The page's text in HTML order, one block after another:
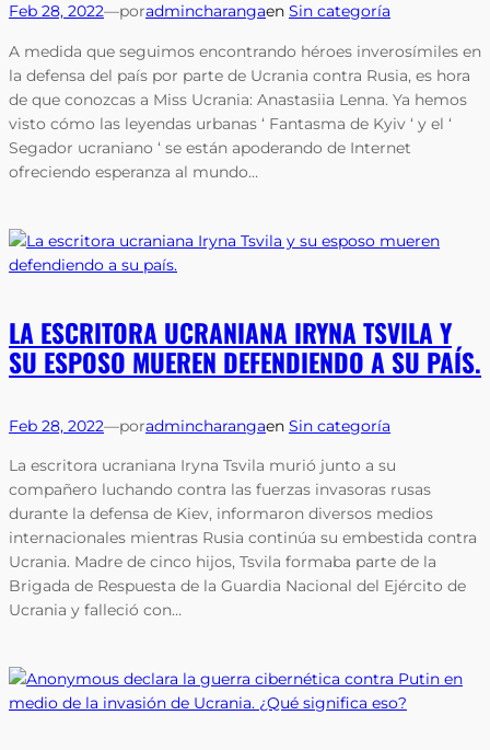
Feb 28, 2022—poradmincharangaen Sin categoría
A medida que seguimos encontrando héroes inverosímiles en
la defensa del país por parte de Ucrania contra Rusia, es hora
de que conozcas a Miss Ucrania: Anastasiia Lenna. Ya hemos
visto cómo las leyendas urbanas ‘ Fantasma de Kyiv ‘ y el ‘
Segador ucraniano ‘ se están apoderando de Internet
ofreciendo esperanza al mundo…
LA ESCRITORA UCRANIANA IRYNA TSVILA Y
SU ESPOSO MUEREN DEFENDIENDO A SU PAÍS.
Feb 28, 2022—poradmincharangaen Sin categoría
La escritora ucraniana Iryna Tsvila murió junto a su
compañero luchando contra las fuerzas invasoras rusas
durante la defensa de Kiev, informaron diversos medios
internacionales mientras Rusia continúa su embestida contra
Ucrania. Madre de cinco hijos, Tsvila formaba parte de la
Brigada de Respuesta de la Guardia Nacional del Ejército de
Ucrania y falleció con…